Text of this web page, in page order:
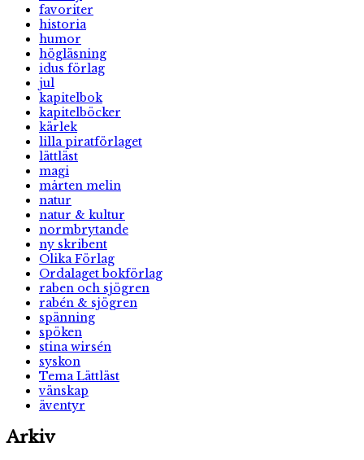
favoriter
historia
humor
högläsning
idus förlag
jul
kapitelbok
kapitelböcker
kärlek
lilla piratförlaget
lättläst
magi
mårten melin
natur
natur & kultur
normbrytande
ny skribent
Olika Förlag
Ordalaget bokförlag
raben och sjögren
rabén & sjögren
spänning
spöken
stina wirsén
syskon
Tema Lättläst
vänskap
äventyr
Arkiv